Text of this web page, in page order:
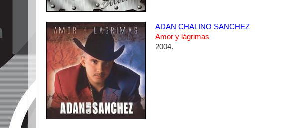
ADAN CHALINO SANCHEZ
Amor y lágrimas
2004.